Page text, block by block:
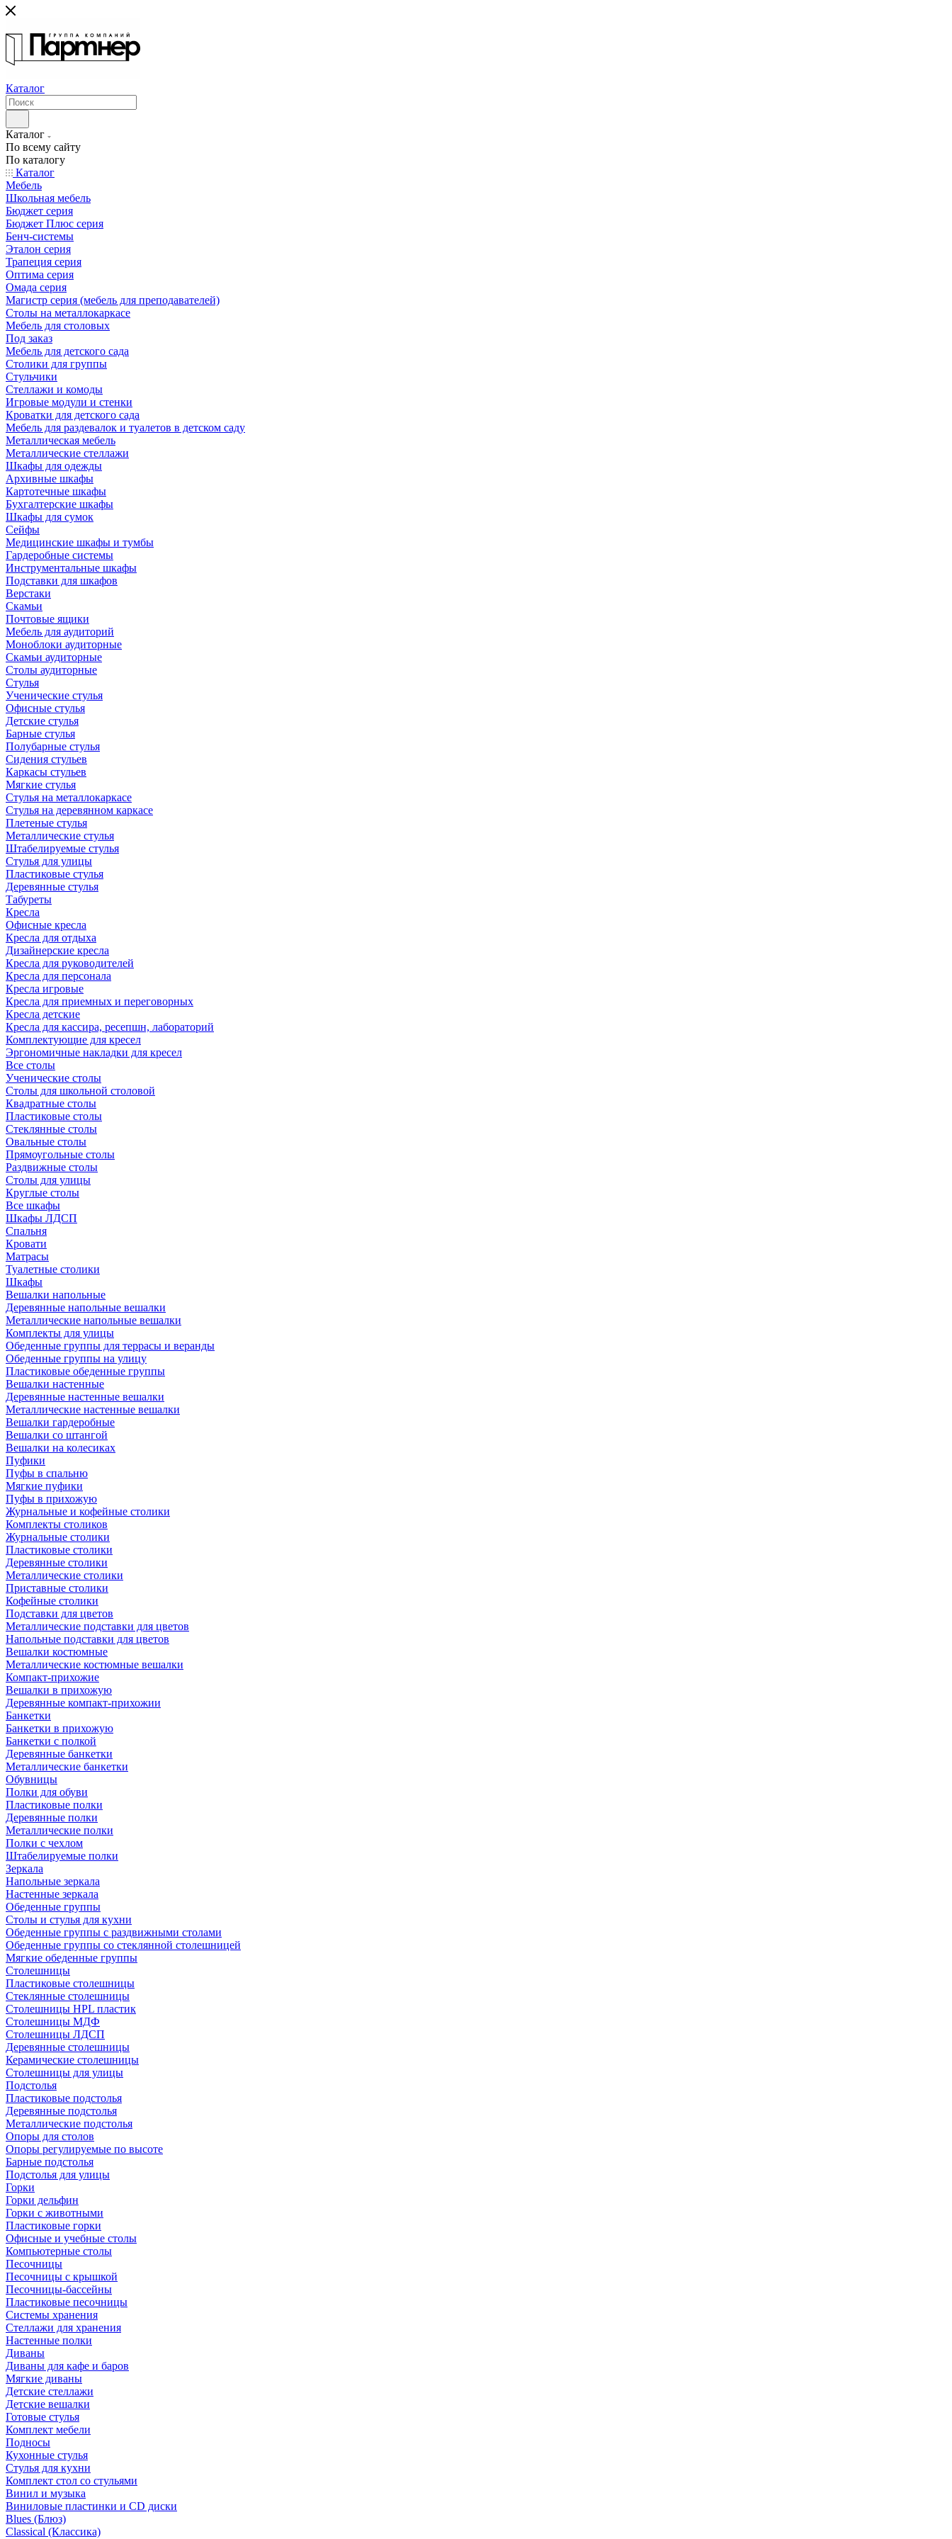
Каталог
Каталог
По всему сайту
По каталогу
Каталог
Мебель
Школьная мебель
Бюджет серия
Бюджет Плюс серия
Бенч-системы
Эталон серия
Трапеция серия
Оптима серия
Омада серия
Магистр серия (мебель для преподавателей)
Столы на металлокаркасе
Мебель для столовых
Под заказ
Мебель для детского сада
Столики для группы
Стульчики
Стеллажи и комоды
Игровые модули и стенки
Кроватки для детского сада
Мебель для раздевалок и туалетов в детском саду
Металлическая мебель
Металлические стеллажи
Шкафы для одежды
Архивные шкафы
Картотечные шкафы
Бухгалтерские шкафы
Шкафы для сумок
Сейфы
Медицинские шкафы и тумбы
Гардеробные системы
Инструментальные шкафы
Подставки для шкафов
Верстаки
Скамьи
Почтовые ящики
Мебель для аудиторий
Моноблоки аудиторные
Скамьи аудиторные
Столы аудиторные
Стулья
Ученические стулья
Офисные стулья
Детские стулья
Барные стулья
Полубарные стулья
Сидения стульев
Каркасы стульев
Мягкие стулья
Стулья на металлокаркасе
Стулья на деревянном каркасе
Плетеные стулья
Металлические стулья
Штабелируемые стулья
Стулья для улицы
Пластиковые стулья
Деревянные стулья
Табуреты
Кресла
Офисные кресла
Кресла для отдыха
Дизайнерские кресла
Кресла для руководителей
Кресла для персонала
Кресла игровые
Кресла для приемных и переговорных
Кресла детские
Кресла для кассира, ресепшн, лабораторий
Комплектующие для кресел
Эргономичные накладки для кресел
Все столы
Ученические столы
Столы для школьной столовой
Квадратные столы
Пластиковые столы
Стеклянные столы
Овальные столы
Прямоугольные столы
Раздвижные столы
Столы для улицы
Круглые столы
Все шкафы
Шкафы ЛДСП
Спальня
Кровати
Матрасы
Туалетные столики
Шкафы
Вешалки напольные
Деревянные напольные вешалки
Металлические напольные вешалки
Комплекты для улицы
Обеденные группы для террасы и веранды
Обеденные группы на улицу
Пластиковые обеденные группы
Вешалки настенные
Деревянные настенные вешалки
Металлические настенные вешалки
Вешалки гардеробные
Вешалки со штангой
Вешалки на колесиках
Пуфики
Пуфы в спальню
Мягкие пуфики
Пуфы в прихожую
Журнальные и кофейные столики
Комплекты столиков
Журнальные столики
Пластиковые столики
Деревянные столики
Металлические столики
Приставные столики
Кофейные столики
Подставки для цветов
Металлические подставки для цветов
Напольные подставки для цветов
Вешалки костюмные
Металлические костюмные вешалки
Компакт-прихожие
Вешалки в прихожую
Деревянные компакт-прихожии
Банкетки
Банкетки в прихожую
Банкетки с полкой
Деревянные банкетки
Металлические банкетки
Обувницы
Полки для обуви
Пластиковые полки
Деревянные полки
Металлические полки
Полки с чехлом
Штабелируемые полки
Зеркала
Напольные зеркала
Настенные зеркала
Обеденные группы
Столы и стулья для кухни
Обеденные группы с раздвижными столами
Обеденные группы со стеклянной столешницей
Мягкие обеденные группы
Столешницы
Пластиковые столешницы
Стеклянные столешницы
Столешницы HPL пластик
Столешницы МДФ
Столешницы ЛДСП
Деревянные столешницы
Керамические столешницы
Столешницы для улицы
Подстолья
Пластиковые подстолья
Деревянные подстолья
Металлические подстолья
Опоры для столов
Опоры регулируемые по высоте
Барные подстолья
Подстолья для улицы
Горки
Горки дельфин
Горки с животными
Пластиковые горки
Офисные и учебные столы
Компьютерные столы
Песочницы
Песочницы с крышкой
Песочницы-бассейны
Пластиковые песочницы
Системы хранения
Стеллажи для хранения
Настенные полки
Диваны
Диваны для кафе и баров
Мягкие диваны
Детские стеллажи
Детские вешалки
Готовые стулья
Комплект мебели
Подносы
Кухонные стулья
Стулья для кухни
Комплект стол со стульями
Винил и музыка
Виниловые пластинки и CD диски
Blues (Блюз)
Classical (Классика)